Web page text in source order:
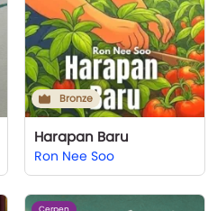
Bronze
Harapan Baru
Ron Nee Soo
Cerpen